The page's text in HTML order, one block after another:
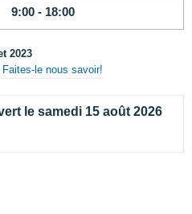
9:00 - 18:00
2023
le nous savoir!
le samedi 15 août 2026